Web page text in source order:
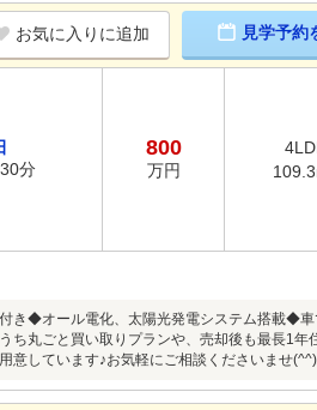
お気に入りに追加 見学予約
分
800
万円
◆オール電化、太陽光発電システム搭載◆車
ち丸ごと買い取りプランや、売却後も最長1
意しています♪お気軽にご相談くださいませ